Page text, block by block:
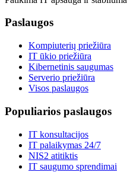
Paslaugos
Kompiuterių priežiūra
IT ūkio priežiūra
Kibernetinis saugumas
Serverio priežiūra
Visos paslaugos
Populiarios paslaugos
IT konsultacijos
IT palaikymas 24/7
NIS2 atitiktis
IT saugumo sprendimai